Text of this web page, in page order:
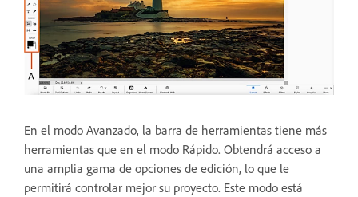
En el modo Avanzado, la barra de herramientas tiene más
herramientas que en el modo Rápido. Obtendrá acceso a
una amplia gama de opciones de edición, lo que le
permitirá controlar mejor su proyecto. Este modo está